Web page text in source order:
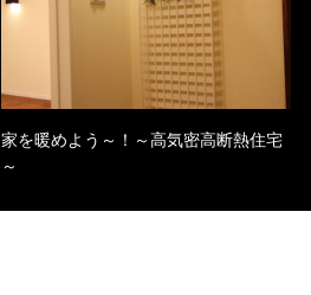
家を暖めよう～！～高気密高断熱住宅
～